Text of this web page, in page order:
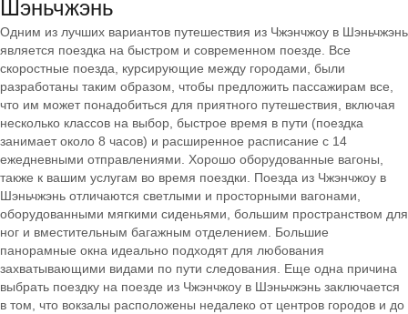
Шэньчжэнь
Одним из лучших вариантов путешествия из Чжэнчжоу в Шэньчжэнь
является поездка на быстром и современном поезде. Все
скоростные поезда, курсирующие между городами, были
разработаны таким образом, чтобы предложить пассажирам все,
что им может понадобиться для приятного путешествия, включая
несколько классов на выбор, быстрое время в пути (поездка
занимает около 8 часов) и расширенное расписание с 14
ежедневными отправлениями. Хорошо оборудованные вагоны,
также к вашим услугам во время поездки. Поезда из Чжэнчжоу в
Шэньчжэнь отличаются светлыми и просторными вагонами,
оборудованными мягкими сиденьями, большим пространством для
ног и вместительным багажным отделением. Большие
панорамные окна идеально подходят для любования
захватывающими видами по пути следования. Еще одна причина
выбрать поездку на поезде из Чжэнчжоу в Шэньчжэнь заключается
в том, что вокзалы расположены недалеко от центров городов и до